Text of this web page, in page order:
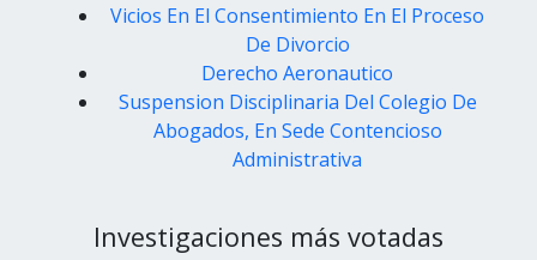
Vicios En El Consentimiento En El Proceso
De Divorcio
Derecho Aeronautico
Suspension Disciplinaria Del Colegio De
Abogados, En Sede Contencioso
Administrativa
Investigaciones más votadas